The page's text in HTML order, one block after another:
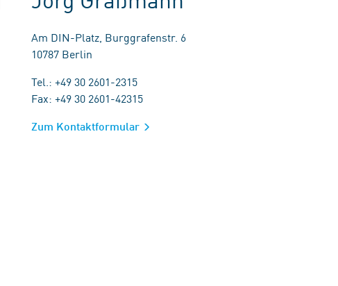
Am DIN-Platz, Burggrafenstr. 6
10787 Berlin
Tel.: +49 30 2601-2315
Fax: +49 30 2601-42315
Zum Kontaktformular